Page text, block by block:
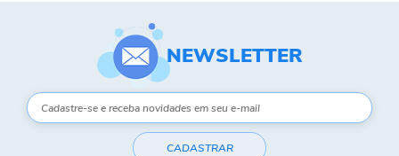
NEWSLETTER
CADASTRAR